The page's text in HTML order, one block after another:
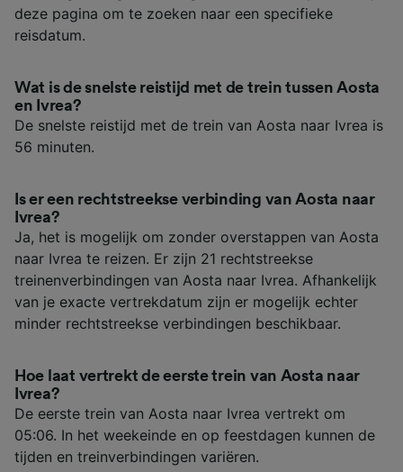
deze pagina om te zoeken naar een specifieke
reisdatum.
Wat is de snelste reistijd met de trein tussen Aosta
en Ivrea?
De snelste reistijd met de trein van Aosta naar Ivrea is
56 minuten.
Is er een rechtstreekse verbinding van Aosta naar
Ivrea?
Ja, het is mogelijk om zonder overstappen van Aosta
naar Ivrea te reizen. Er zijn 21 rechtstreekse
treinenverbindingen van Aosta naar Ivrea. Afhankelijk
van je exacte vertrekdatum zijn er mogelijk echter
minder rechtstreekse verbindingen beschikbaar.
Hoe laat vertrekt de eerste trein van Aosta naar
Ivrea?
De eerste trein van Aosta naar Ivrea vertrekt om
05:06. In het weekeinde en op feestdagen kunnen de
tijden en treinverbindingen variëren.